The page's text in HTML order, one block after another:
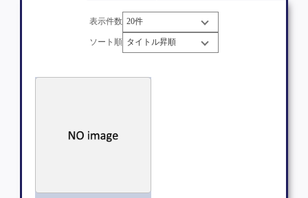
表示件数
ソート順